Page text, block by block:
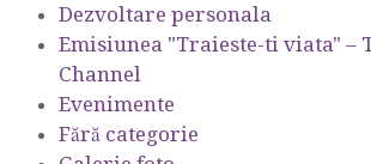
Dezvoltare personala
Emisiunea "Traieste-ti viata" –
Channel
Evenimente
Fără categorie